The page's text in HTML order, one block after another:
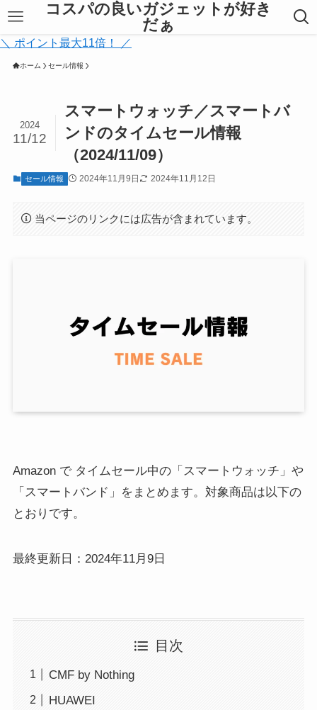
コスパの良いガジェットが好き
だぁ
＼ ポイント最大11倍！ ／
ホーム セール情報
スマートウォッチ／スマートバ
ンドのタイムセール情報
（2024/11/09）
2024
11/12
セール情報 2024年11月9日 2024年11月12日
当ページのリンクには広告が含まれています。
Amazon で タイムセール中の「スマートウォッチ」や
「スマートバンド」をまとめます。対象商品は以下の
とおりです。
最終更新日：2024年11月9日
目次
CMF by Nothing
HUAWEI